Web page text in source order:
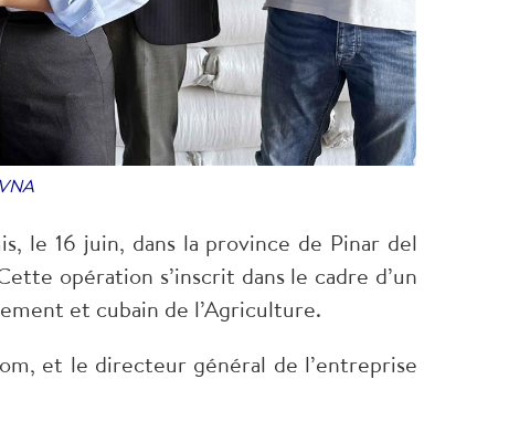
le 16 juin, dans la province de Pinar del
opération s’inscrit dans le cadre d’un
et cubain de l’Agriculture.
et le directeur général de l’entreprise